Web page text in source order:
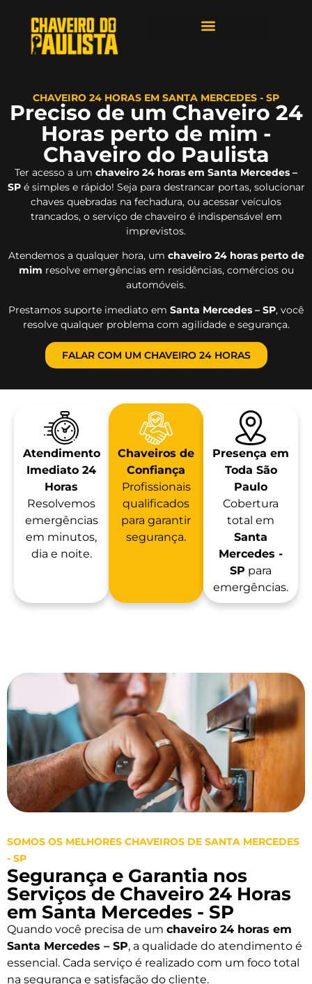
CHAVEIRO 24 HORAS EM SANTA MERCEDES - SP
Preciso de um Chaveiro 24
Horas perto de mim -
Chaveiro do Paulista
Ter acesso a um chaveiro 24 horas em Santa Mercedes –
SPé simples e rápido! Seja para destrancar portas, solucionar
chaves quebradas na fechadura, ou acessar veículos
trancados, o serviço de chaveiro é indispensável em
imprevistos.
Atendemos a qualquer hora, um chaveiro 24 horas perto de
mim resolve emergências em residências, comércios ou
automóveis.
Prestamos suporte imediato em Santa Mercedes – SP, você
resolve qualquer problema com agilidade e segurança.
FALAR COM UM CHAVEIRO 24 HORAS
Atendimento
Imediato 24
Horas
Resolvemos
emergências
em minutos,
dia e noite.
Chaveiros de
Confiança
Profissionais
qualificados
para garantir
segurança.
Presença em
Toda São
Paulo
Cobertura
total em
Santa
Mercedes -
SP para
emergências.
SOMOS OS MELHORES CHAVEIROS DE SANTA MERCEDES
- SP
Segurança e Garantia nos
Serviços de Chaveiro 24 Horas
em Santa Mercedes - SP
Quando você precisa de um chaveiro 24 horas em
Santa Mercedes – SP, a qualidade do atendimento é
essencial. Cada serviço é realizado com um foco total
na segurança e satisfação do cliente.